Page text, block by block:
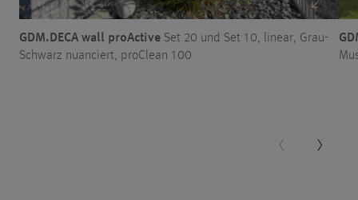
GDM.DECA wall proActive Set 20 und Set 10, linear, Grau-
Schwarz nuanciert, proClean 100